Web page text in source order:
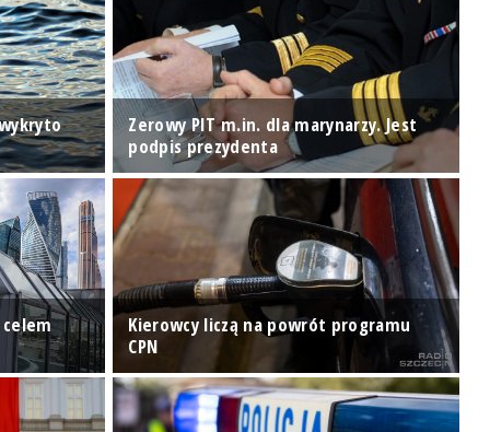
Zerowy PIT m.in. dla marynarzy. Jest
podpis prezydenta
Kierowcy liczą na powrót programu
CPN